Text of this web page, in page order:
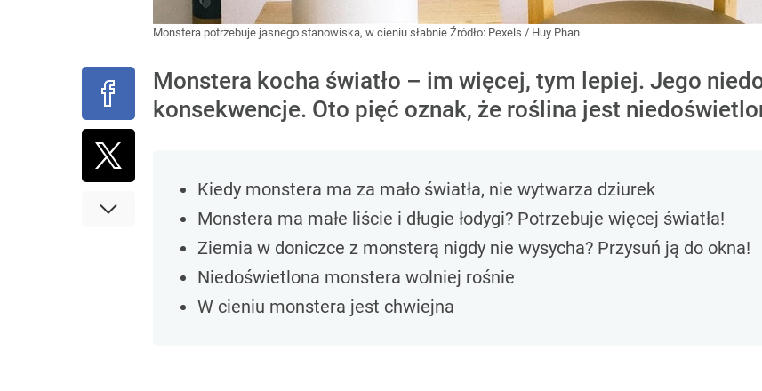
Monstera potrzebuje jasnego stanowiska, w cieniu słabnie Źródło: Pexels / Huy Phan
Monstera kocha światło – im więcej, tym lepiej. Jego
konsekwencje. Oto pięć oznak, że roślina jest
Kiedy monstera ma za mało światła, nie wytwarza dziurek
Monstera ma małe liście i długie łodygi? Potrzebuje więcej światła!
Ziemia w doniczce z monsterą nigdy nie wysycha? Przysuń ją do okna!
Niedoświetlona monstera wolniej rośnie
W cieniu monstera jest chwiejna